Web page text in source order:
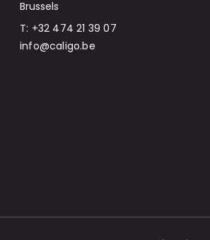
Brussels
T: +32 474 21 39 07
info@caligo.be